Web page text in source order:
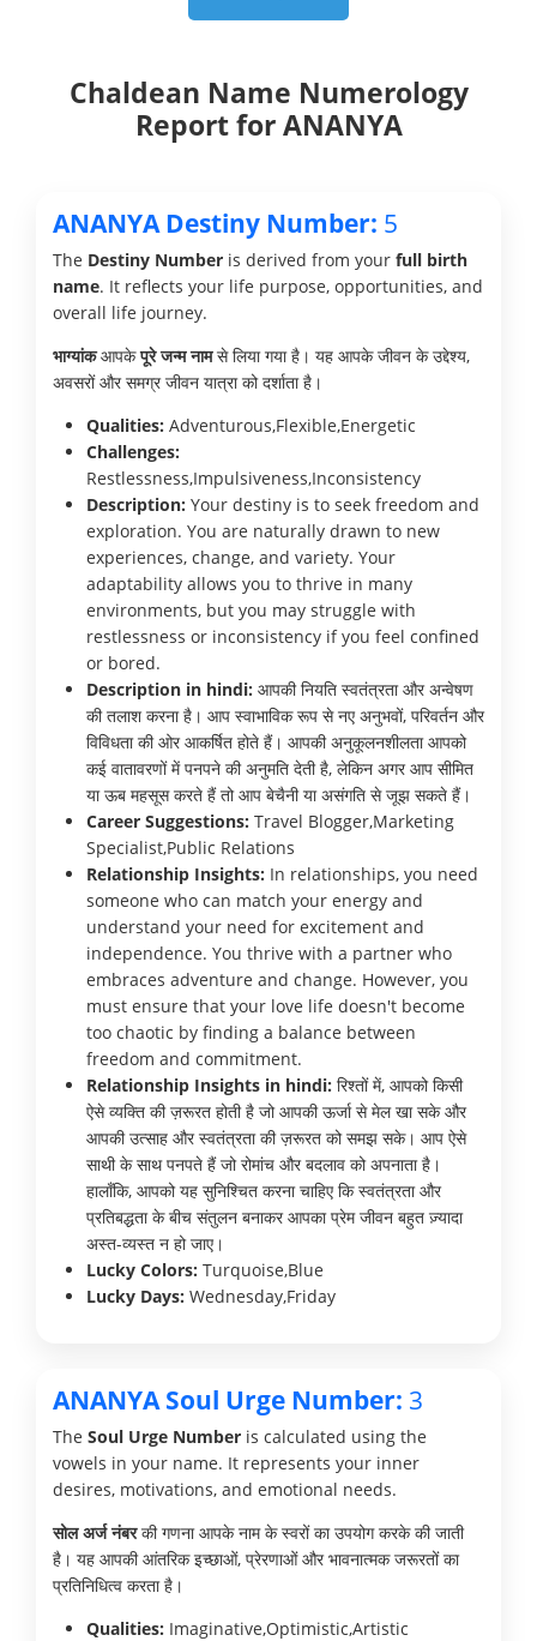
Chaldean Name Numerology
Report for ANANYA
ANANYA Destiny Number: 5
The Destiny Number is derived from your full birth
name. It reflects your life purpose, opportunities, and
overall life journey.
भाग्यांकआपकेपूरे जन्म नामसे लिया गया है। यह आपके जीवन के उद्देश्य,
अवसरों और समग्र जीवन यात्रा को दर्शाता है।
Qualities: Adventurous,Flexible,Energetic
Challenges:
Restlessness,Impulsiveness,Inconsistency
Description: Your destiny is to seek freedom and
exploration. You are naturally drawn to new
experiences, change, and variety. Your
adaptability allows you to thrive in many
environments, but you may struggle with
restlessness or inconsistency if you feel confined
or bored.
Description in hindi: आपकी नियति स्वतंत्रता और अन्वेषण
की तलाश करना है। आप स्वाभाविक रूप से नए अनुभवों, परिवर्तन और
विविधता की ओर आकर्षित होते हैं। आपकी अनुकूलनशीलता आपको
कई वातावरणों में पनपने की अनुमति देती है, लेकिन अगर आप सीमित
या ऊब महसूस करते हैं तो आप बेचैनी या असंगति से जूझ सकते हैं।
Career Suggestions: Travel Blogger,Marketing
Specialist,Public Relations
Relationship Insights: In relationships, you need
someone who can match your energy and
understand your need for excitement and
independence. You thrive with a partner who
embraces adventure and change. However, you
must ensure that your love life doesn't become
too chaotic by finding a balance between
freedom and commitment.
Relationship Insights in hindi: रिश्तों में, आपको किसी
ऐसे व्यक्ति की ज़रूरत होती है जो आपकी ऊर्जा से मेल खा सके और
आपकी उत्साह और स्वतंत्रता की ज़रूरत को समझ सके। आप ऐसे
साथी के साथ पनपते हैं जो रोमांच और बदलाव को अपनाता है।
हालाँकि, आपको यह सुनिश्चित करना चाहिए कि स्वतंत्रता और
प्रतिबद्धता के बीच संतुलन बनाकर आपका प्रेम जीवन बहुत ज़्यादा
अस्त-व्यस्त न हो जाए।
Lucky Colors: Turquoise,Blue
Lucky Days: Wednesday,Friday
ANANYA Soul Urge Number: 3
The Soul Urge Number is calculated using the
vowels in your name. It represents your inner
desires, motivations, and emotional needs.
सोल अर्ज नंबरकी गणना आपके नाम के स्वरों का उपयोग करके की जाती
है। यह आपकी आंतरिक इच्छाओं, प्रेरणाओं और भावनात्मक जरूरतों का
प्रतिनिधित्व करता है।
Qualities: Imaginative,Optimistic,Artistic